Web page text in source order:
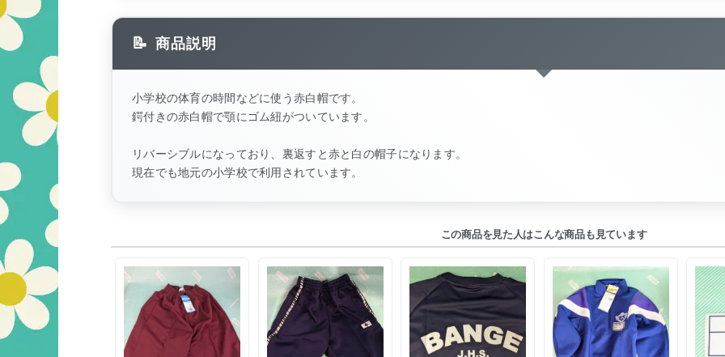
商品説明
小学校の体育の時間などに使う赤白帽です。
鍔付きの赤白帽で顎にゴム紐がついています。
リバーシブルになっており、裏返すと赤と白の帽子になります。
現在でも地元の小学校で利用されています。
この商品を見た人はこんな商品も見ています